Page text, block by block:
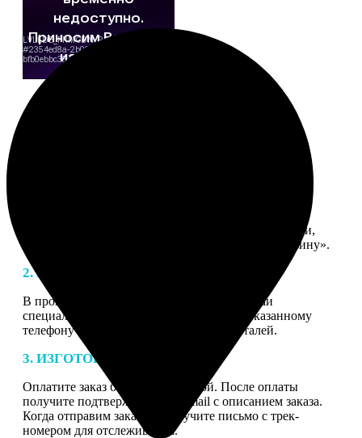
Нажмите «Сделать заказ», выберите тип продукции,
загрузите фотографии, нажмите «Добавить в корзину».
2. МАКЕТ
В процессе подготовки заказа к печати наши
специалисты могут связаться с Вами по указанному
телефону или email для согласования деталей.
3. ИЗГОТОВЛЕНИЕ
Оплатите заказ банковской картой. После оплаты
получите подтверждение на email с описанием заказа.
Когда отправим заказ вы получите письмо с трек-
номером для отслеживания.